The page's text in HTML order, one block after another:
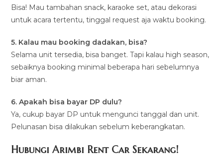
Bisa! Mau tambahan snack, karaoke set, atau dekorasi
untuk acara tertentu, tinggal request aja waktu booking.
5. Kalau mau booking dadakan, bisa?
Selama unit tersedia, bisa banget. Tapi kalau high season,
sebaiknya booking minimal beberapa hari sebelumnya
biar aman.
6. Apakah bisa bayar DP dulu?
Ya, cukup bayar DP untuk mengunci tanggal dan unit.
Pelunasan bisa dilakukan sebelum keberangkatan.
Hubungi Arimbi Rent Car Sekarang!